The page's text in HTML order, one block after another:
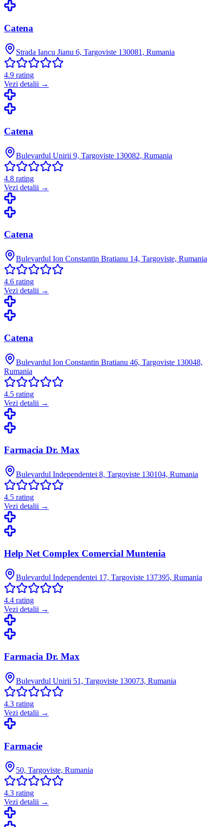
Catena
Strada Iancu Jianu 6, Targoviste 130081, Rumania
4.9 rating
Vezi detalii →
Catena
Bulevardul Unirii 9, Targoviste 130082, Rumania
4.8 rating
Vezi detalii →
Catena
Bulevardul Ion Constantin Bratianu 14, Targoviste, Rumania
4.6 rating
Vezi detalii →
Catena
Bulevardul Ion Constantin Bratianu 46, Targoviste 130048,
Rumania
4.5 rating
Vezi detalii →
Farmacia Dr. Max
Bulevardul Independentei 8, Targoviste 130104, Rumania
4.5 rating
Vezi detalii →
Help Net Complex Comercial Muntenia
Bulevardul Independentei 17, Targoviste 137395, Rumania
4.4 rating
Vezi detalii →
Farmacia Dr. Max
Bulevardul Unirii 51, Targoviste 130073, Rumania
4.3 rating
Vezi detalii →
Farmacie
50, Targoviste, Rumania
4.3 rating
Vezi detalii →